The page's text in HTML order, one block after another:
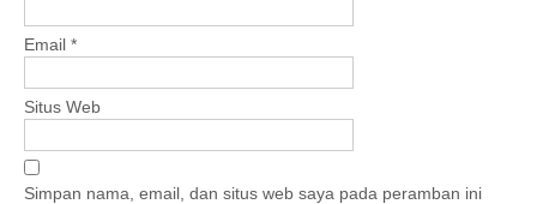
Email *
Situs Web
Simpan nama, email, dan situs web saya pada peramban ini